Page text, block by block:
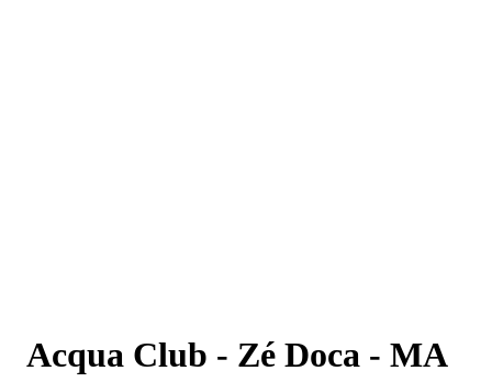
Acqua Club - Zé Doca - MA